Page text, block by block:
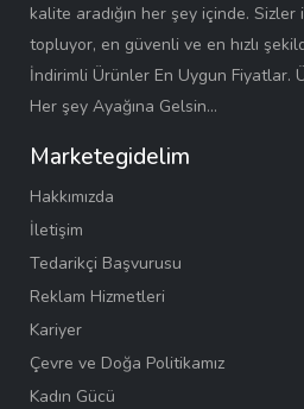
kalite aradığın her şey içinde. Sizler
topluyor, en güvenli ve en hızlı
İndirimli Ürünler En Uygun Fiyatlar.
Her şey Ayağına Gelsin…
Marketegidelim
Hakkımızda
İletişim
Tedarikçi Başvurusu
Reklam Hizmetleri
Kariyer
Çevre ve Doğa Politikamız
Kadın Gücü